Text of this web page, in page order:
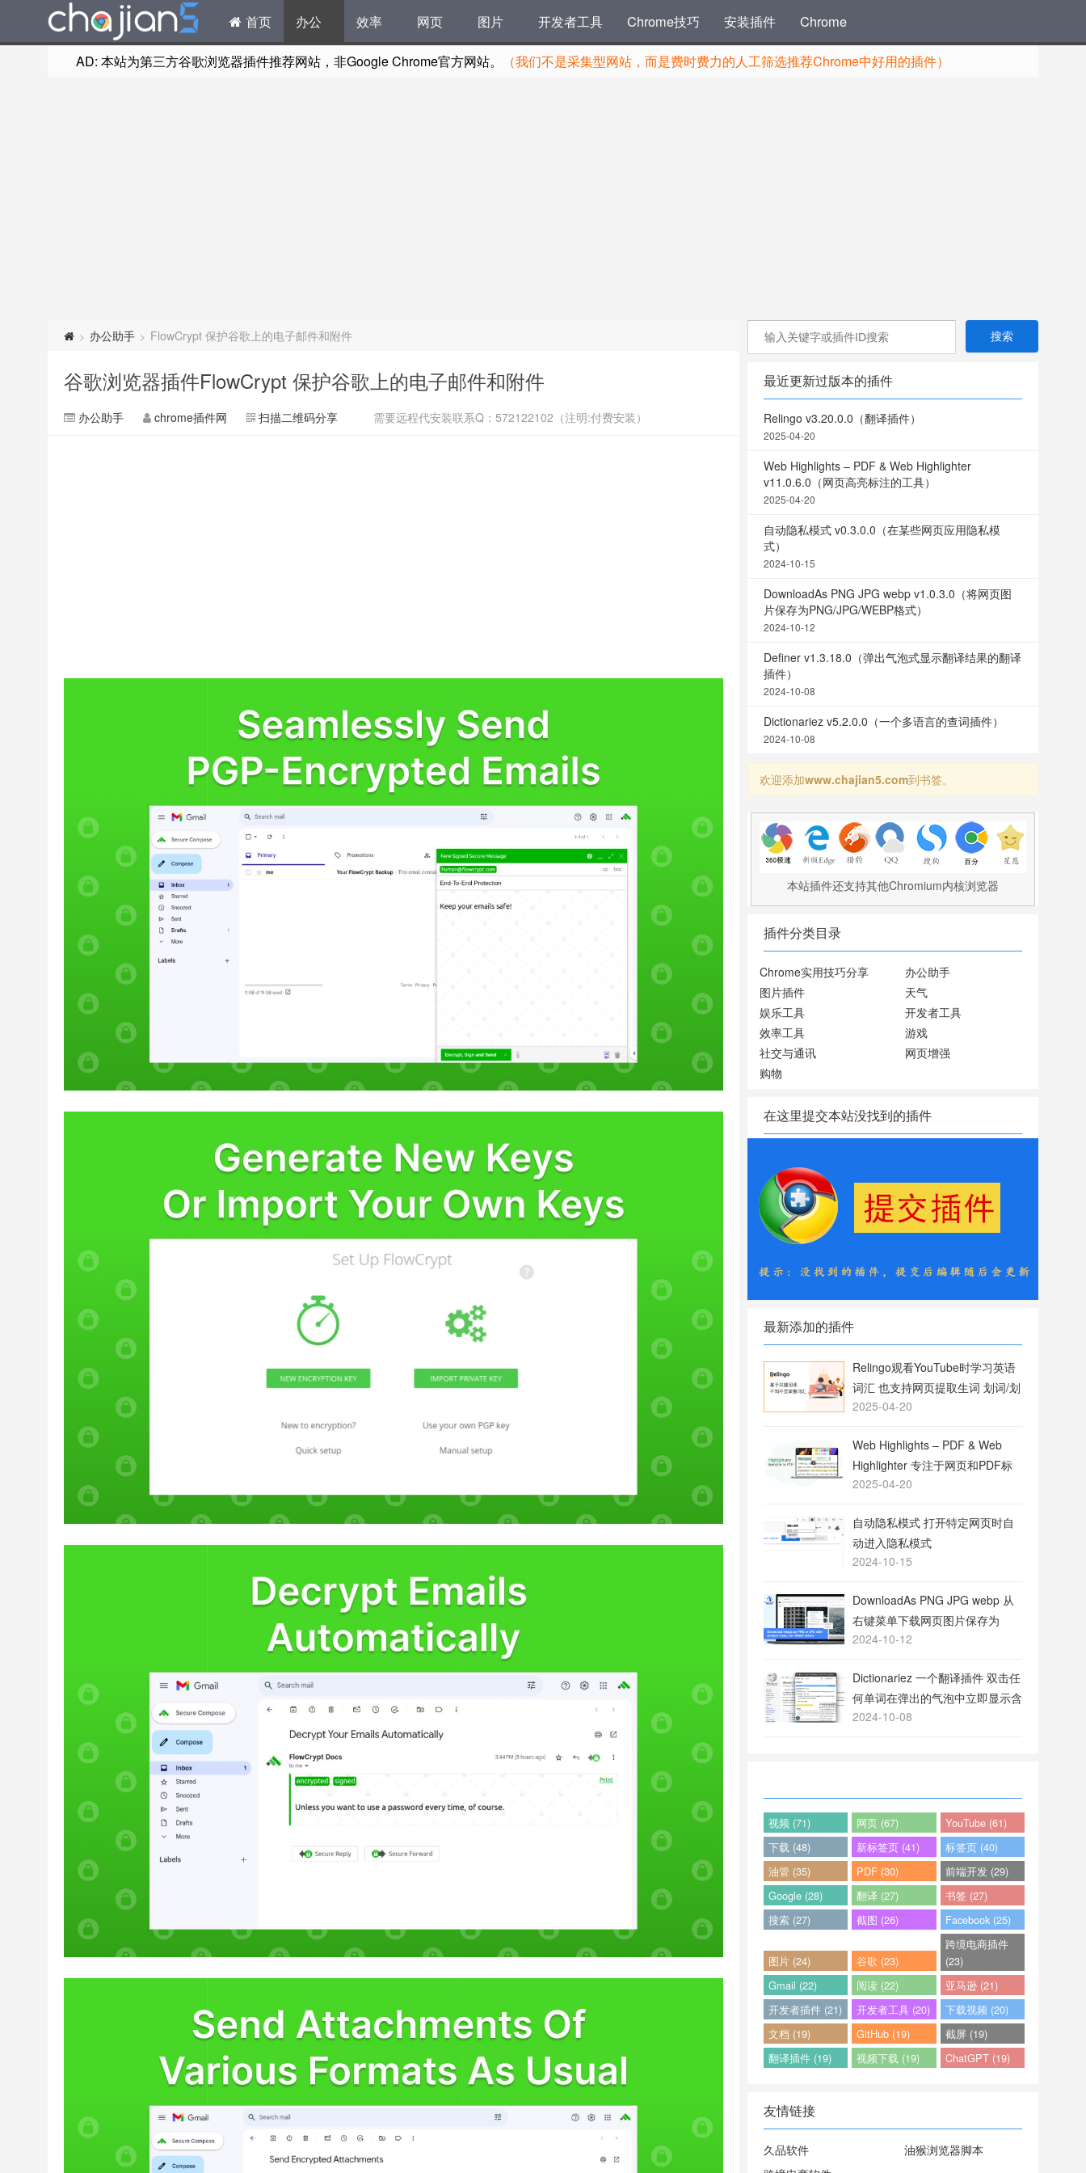
首页 办公 效率 网页 图片 开发者工具 Chrome技巧 安装插件 Chrome
AD: 本站为第三方谷歌浏览器插件推荐网站，非Google Chrome官方网站。 （我们不是采集型网站，而是费时费力的人工筛选推荐Chrome中好用的插件）
> 办公助手 > FlowCrypt 保护谷歌上的电子邮件和附件
谷歌浏览器插件FlowCrypt 保护谷歌上的电子邮件和附件
办公助手 chrome插件网 扫描二维码分享 需要远程代安装联系Q：572122102（注明:付费安装）
最近更新过版本的插件
Relingo v3.20.0.0（翻译插件）
2025-04-20
Web Highlights – PDF & Web Highlighter
v11.0.6.0（网页高亮标注的工具）
2025-04-20
自动隐私模式 v0.3.0.0（在某些网页应用隐私模
式）
2024-10-15
DownloadAs PNG JPG webp v1.0.3.0（将网页图
片保存为PNG/JPG/WEBP格式）
2024-10-12
Definer v1.3.18.0（弹出气泡式显示翻译结果的翻译
插件）
2024-10-08
Dictionariez v5.2.0.0（一个多语言的查词插件）
2024-10-08
欢迎添加www.chajian5.com到书签。
本站插件还支持其他Chromium内核浏览器
插件分类目录
Chrome实用技巧分享
办公助手
图片插件
天气
娱乐工具
开发者工具
效率工具
游戏
社交与通讯
网页增强
购物
在这里提交本站没找到的插件
最新添加的插件
Relingo观看YouTube时学习英语
词汇 也支持网页提取生词 划词/划
句翻译
2025-04-20
Web Highlights – PDF & Web
Highlighter 专注于网页和PDF标
注的工具
2025-04-20
自动隐私模式 打开特定网页时自
动进入隐私模式
2024-10-15
DownloadAs PNG JPG webp 从
右键菜单下载网页图片保存为
PNG或JPG格式
2024-10-12
Dictionariez 一个翻译插件 双击任
何单词在弹出的气泡中立即显示含
义
2024-10-08
视频 (71) 网页 (67)
YouTube (61)
下载 (48)
新标签页 (41)
标签页 (40)
油管 (35)
PDF (30)
前端开发 (29)
Google (28)
翻译 (27)
书签 (27)
搜索 (27)
截图 (26) Facebook (25)
图片 (24) 谷歌 (23)
跨境电商插件
(23)
Gmail (22)
阅读 (22)
亚马逊 (21)
开发者插件 (21)
开发者工具 (20)
下载视频 (20)
文档 (19)
GitHub (19)
截屏 (19)
翻译插件 (19)
视频下载 (19) ChatGPT (19)
友情链接
久品软件
油猴浏览器脚本